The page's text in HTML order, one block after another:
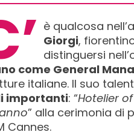
è qualcosa
Giorgi,
distinguersi
come General
italiane. Il suo
importanti: “Hotelier
” alla cerimonia di
Cannes.